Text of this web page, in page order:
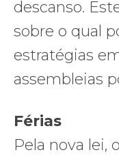
descanso.
sobre o qual
estratégias
assembleias
Férias
Pela nova lei,